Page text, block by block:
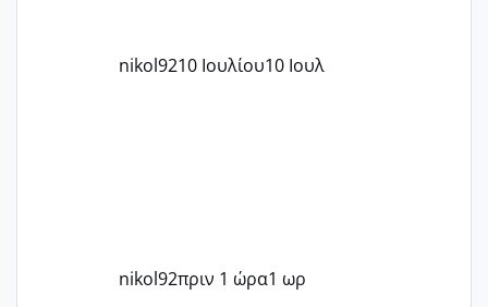
nikol9210 Ιουλίου10 Ιουλ
nikol92πριν 1 ώρα1 ωρ